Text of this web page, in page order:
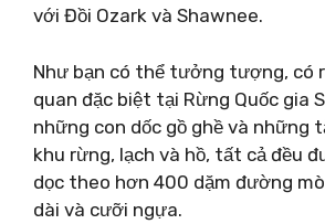
với Đồi Ozark và Shawnee.
Như bạn có thể tưởng tượng, có
quan đặc biệt tại Rừng Quốc gia
những con dốc gồ ghề và những
khu rừng, lạch và hồ, tất cả đều
dọc theo hơn 400 dặm đường
dài và cưỡi ngựa.